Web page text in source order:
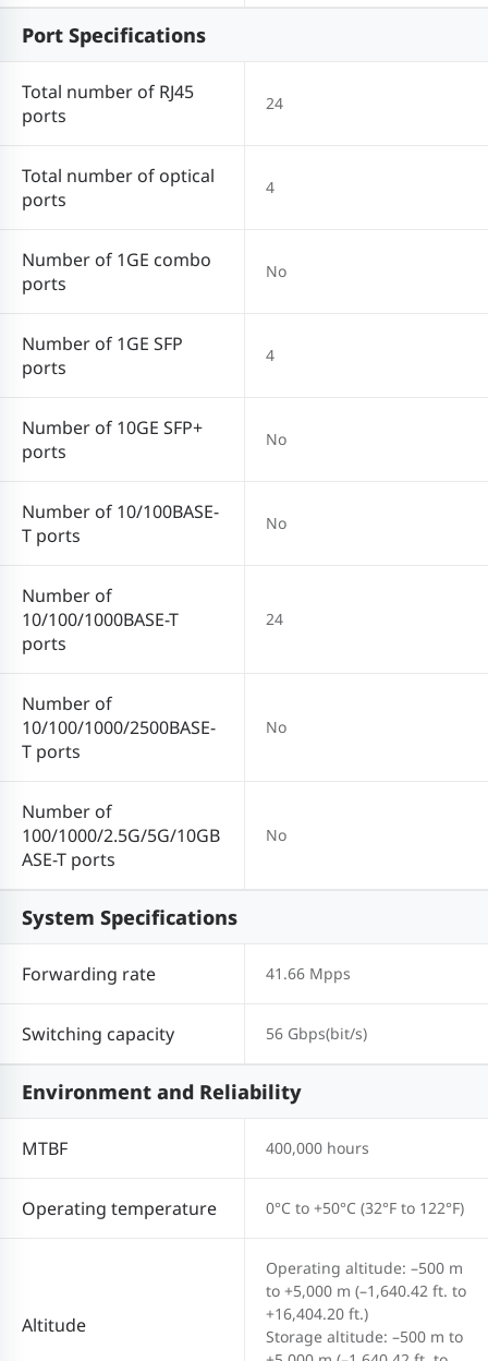
Port Specifications
Total number of RJ45
ports
24
Total number of optical
ports
4
Number of 1GE combo
ports
No
Number of 1GE SFP
ports
4
Number of 10GE SFP+
ports
No
Number of 10/100BASE-
T ports
No
Number of
10/100/1000BASE-T
ports
24
Number of
10/100/1000/2500BASE-
T ports
No
Number of
100/1000/2.5G/5G/10GB
ASE-T ports
No
System Specifications
Forwarding rate 41.66 Mpps
Switching capacity 56 Gbps(bit/s)
Environment and Reliability
MTBF 400,000 hours
Operating temperature 0°C to +50°C (32°F to 122°F)
Altitude
Operating altitude: –500 m
to +5,000 m (–1,640.42 ft. to
+16,404.20 ft.)
Storage altitude: –500 m to